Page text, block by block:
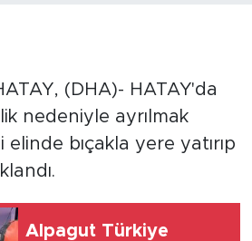
(DHA)- HATAY'da
nedeniyle ayrılmak
elinde bıçakla yere yatırıp
Alpagut Türkiye